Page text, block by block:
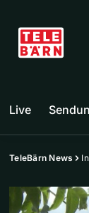
Live
TeleBärn News